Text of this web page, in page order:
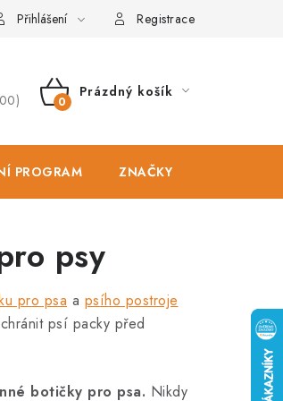
Zásady použivání souboru cookies
Přihlášení Registrace
NÁKUPNÍ
Prázdný košík
PROGRAM ZNAČKY
psy
pro psa a psího postroje
psí packy před
botičky pro psa. Nikdy